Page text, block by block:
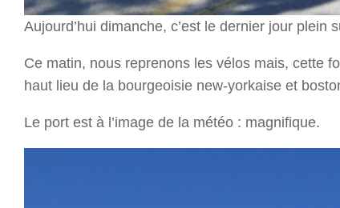
Aujourd’hui dimanche, c’est le dernier jour plein
Ce matin, nous reprenons les vélos mais, cette
haut lieu de la bourgeoisie new-yorkaise et
Le port est à l’image de la météo : magnifique.